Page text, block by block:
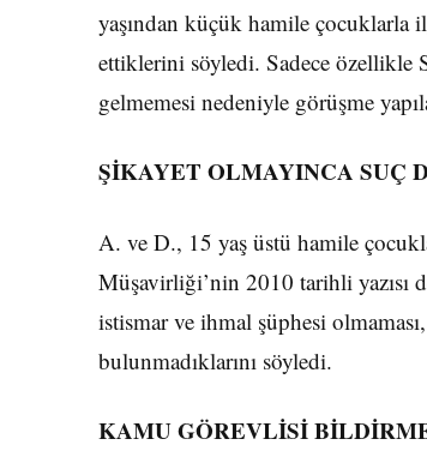
yaşından küçük hamile çocuklarla
ettiklerini söyledi. Sadece özellikle
gelmemesi nedeniyle görüşme
ŞİKAYET OLMAYINCA SUÇ
A. ve D., 15 yaş üstü hamile
Müşavirliği’nin 2010 tarihli yazısı
istismar ve ihmal şüphesi
bulunmadıklarını söyledi.
KAMU GÖREVLİSİ